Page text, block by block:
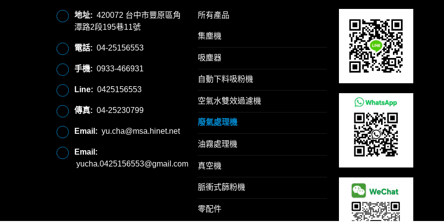
地址: 420072 台中市豐原區角
潭路2段195巷11號
電話: 04-25156553
手機: 0933-466931
Line: 0425156553
傳真: 04-25230799
Email: yu.cha@msa.hinet.net
Email:
yucha.0425156553@gmail.com
所有產品
集塵機
吸塵器
自動下料吸粉機
空氣水雙效過濾機
廢氣處理機
油霧處理機
真空機
脈衝式篩粉機
零配件